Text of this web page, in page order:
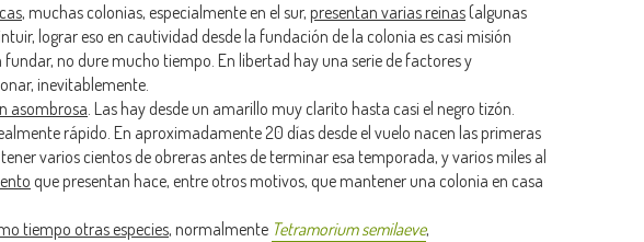
, muchas colonias, especialmente en el sur, presentan varias reinas (algunas
lograr eso en cautividad desde la fundación de la colonia es casi misión
no dure mucho tiempo. En libertad hay una serie de factores y
inevitablemente.
asombrosa. Las hay desde un amarillo muy clarito hasta casi el negro tizón.
rápido. En aproximadamente 20 días desde el vuelo nacen las primeras
varios cientos de obreras antes de terminar esa temporada, y varios miles al
que presentan hace, entre otros motivos, que mantener una colonia en casa
tiempo otras especies, normalmente Tetramorium semilaeve,